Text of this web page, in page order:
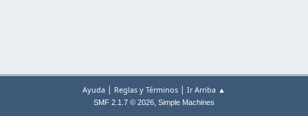
Ayuda | Reglas y Términos | Ir Arriba ▲
SMF 2.1.7 © 2026, Simple Machines